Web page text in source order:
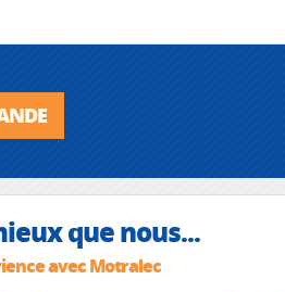
que nous...
avec Motralec